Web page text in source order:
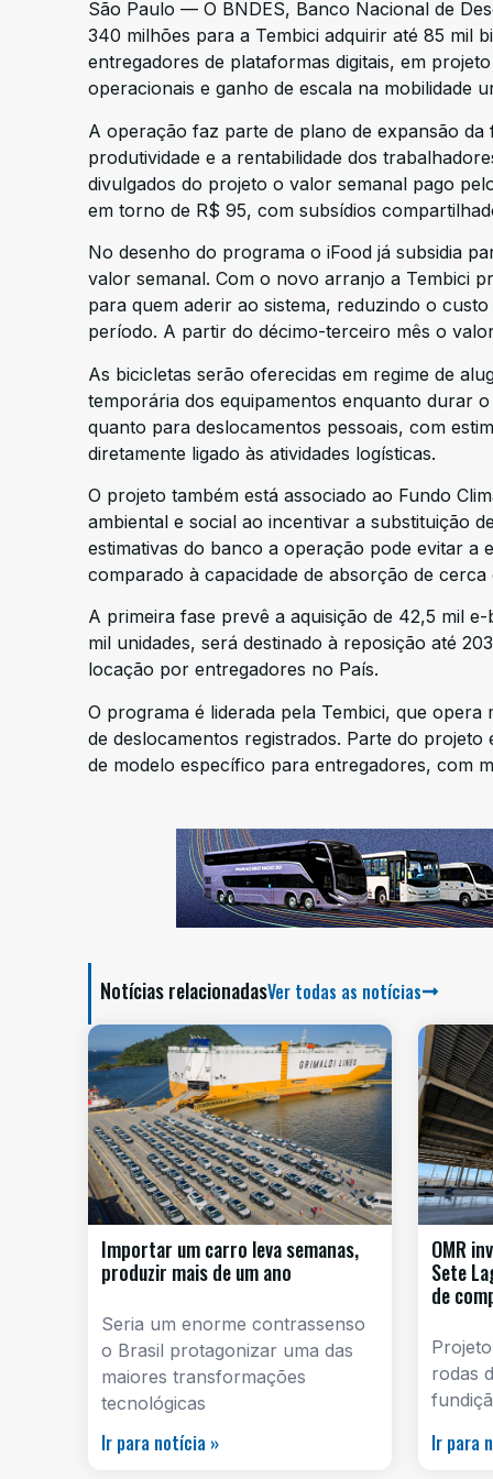
São Paulo — O BNDES, Banco Nacional de
340 milhões para a Tembici adquirir até 85 mil
entregadores de plataformas digitais, em
operacionais e ganho de escala na mobilidade
A operação faz parte de plano de expansão
produtividade e a rentabilidade dos
divulgados do projeto o valor semanal pago
em torno de R$ 95, com subsídios
No desenho do programa o iFood já subsidia
valor semanal. Com o novo arranjo a Tembici
para quem aderir ao sistema, reduzindo o
período. A partir do décimo-terceiro mês o
As bicicletas serão oferecidas em regime de
temporária dos equipamentos enquanto durar
quanto para deslocamentos pessoais, com
diretamente ligado às atividades logísticas.
O projeto também está associado ao Fundo
ambiental e social ao incentivar a substituição
estimativas do banco a operação pode evitar a
comparado à capacidade de absorção de
A primeira fase prevê a aquisição de 42,5 mil
mil unidades, será destinado à reposição até
locação por entregadores no País.
O programa é liderada pela Tembici, que
de deslocamentos registrados. Parte do
de modelo específico para entregadores, com
Notícias relacionadasVer todas as notícias
Importar um carro leva semanas,
produzir mais de um ano
Seria um enorme contrassenso
o Brasil protagonizar uma das
maiores transformações
tecnológicas
Ir para notícia »
OMR
Sete
de
rodas
Ir para